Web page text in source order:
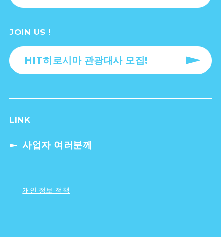
JOIN US !
HIT히로시마 관광대사 모집!
LINK
사업자 여러분께
개인 정보 정책